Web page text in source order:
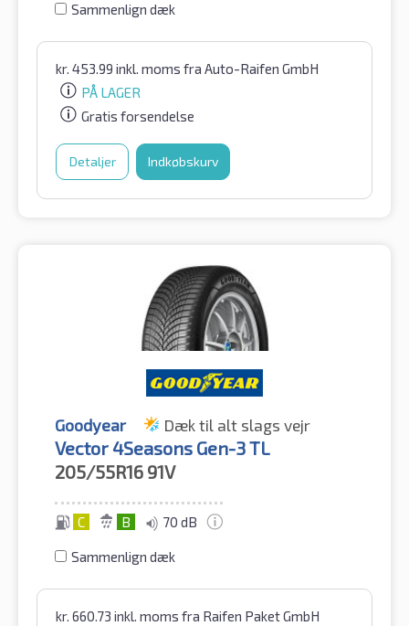
Sammenlign dæk
kr. 453.99 inkl. moms fra Auto-Raifen GmbH
PÅ LAGER
Gratis forsendelse
Detaljer Indkøbskurv
Goodyear Dæk til alt slags vejr
Vector 4Seasons Gen-3 TL
205/55R16 91V
C B 70 dB
Sammenlign dæk
kr. 660.73 inkl. moms fra Raifen Paket GmbH